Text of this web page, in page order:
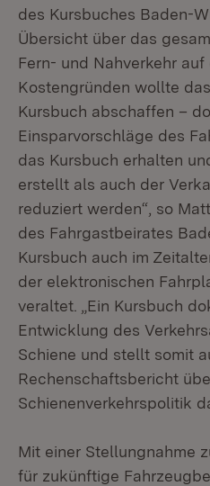
des Kursbuches Baden-
Übersicht über das
Fern- und Nahverkehr auf
Kostengründen wollte
Kursbuch abschaffen –
Einsparvorschläge des
das Kursbuch erhalten
erstellt als auch der
reduziert werden“, so
des Fahrgastbeirates
Kursbuch auch im
der elektronischen
veraltet. „Ein Kursbuch
Entwicklung des
Schiene und stellt somit
Rechenschaftsbericht
Schienenverkehrspolitik
Mit einer Stellungnahme
für zukünftige